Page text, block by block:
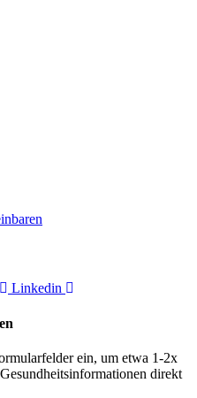
Linkedin
ein, um etwa 1-2x
direkt